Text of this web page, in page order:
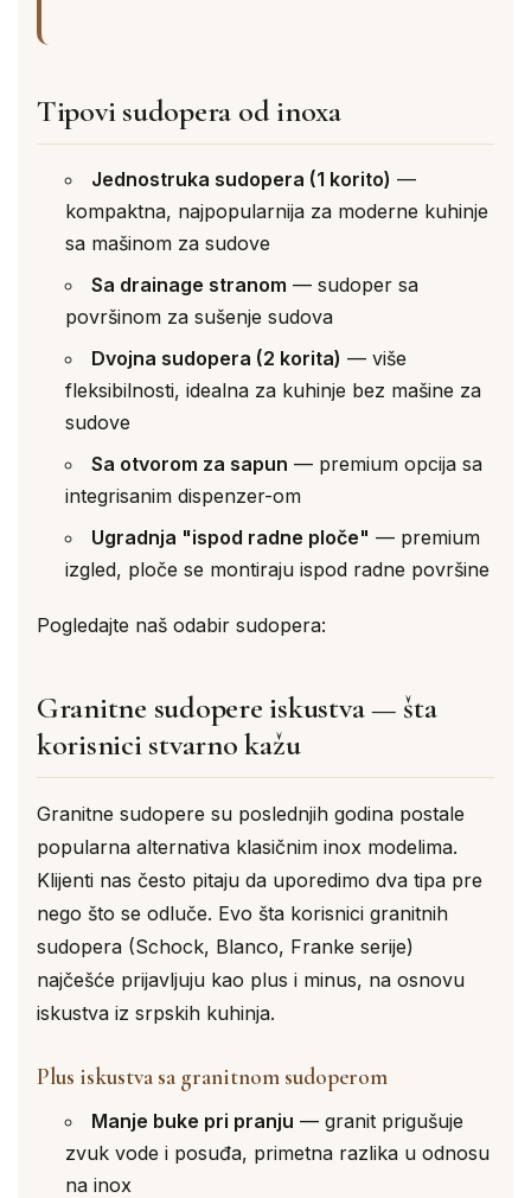
Tipovi sudopera od inoxa
Jednostruka sudopera (1 korito) —
kompaktna, najpopularnija za moderne kuhinje
sa mašinom za sudove
Sa drainage stranom — sudoper sa
površinom za sušenje sudova
Dvojna sudopera (2 korita) — više
fleksibilnosti, idealna za kuhinje bez mašine za
sudove
Sa otvorom za sapun — premium opcija sa
integrisanim dispenzer-om
Ugradnja "ispod radne ploče" — premium
izgled, ploče se montiraju ispod radne površine
Pogledajte naš odabir sudopera:
Granitne sudopere iskustva — šta
korisnici stvarno kažu
Granitne sudopere su poslednjih godina postale
popularna alternativa klasičnim inox modelima.
Klijenti nas često pitaju da uporedimo dva tipa pre
nego što se odluče. Evo šta korisnici granitnih
sudopera (Schock, Blanco, Franke serije)
najčešće prijavljuju kao plus i minus, na osnovu
iskustva iz srpskih kuhinja.
Plus iskustva sa granitnom sudoperom
Manje buke pri pranju — granit prigušuje
zvuk vode i posuđa, primetna razlika u odnosu
na inox